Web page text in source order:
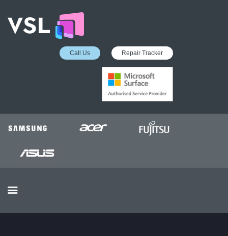
Call Us Repair Tracker
EDUCATION SERVICES
MICROSOFT ASP
COLLECTION &
DELIVERY SERVICE
INSURANCE APPROVED
BUSINESS SERVICES